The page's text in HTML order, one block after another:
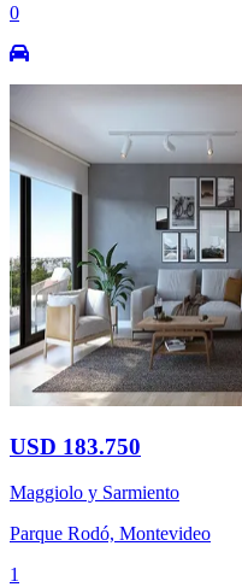
0
USD 183.750
Maggiolo y Sarmiento
Parque Rodó, Montevideo
1